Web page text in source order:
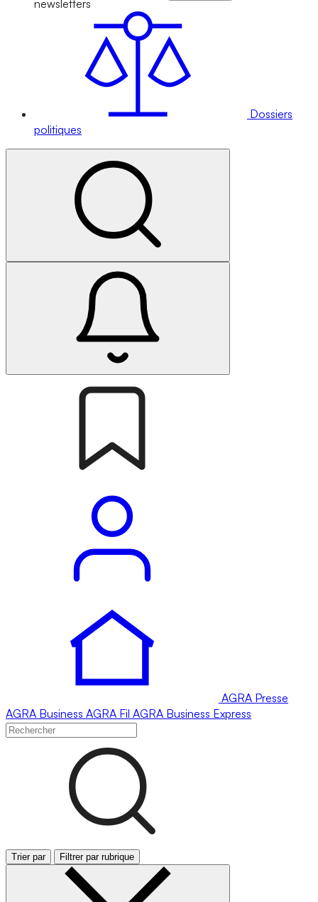
newsletters
Dossiers
politiques
AGRA Presse
AGRA Business AGRA Fil AGRA Business Express
Trier par Filtrer par rubrique